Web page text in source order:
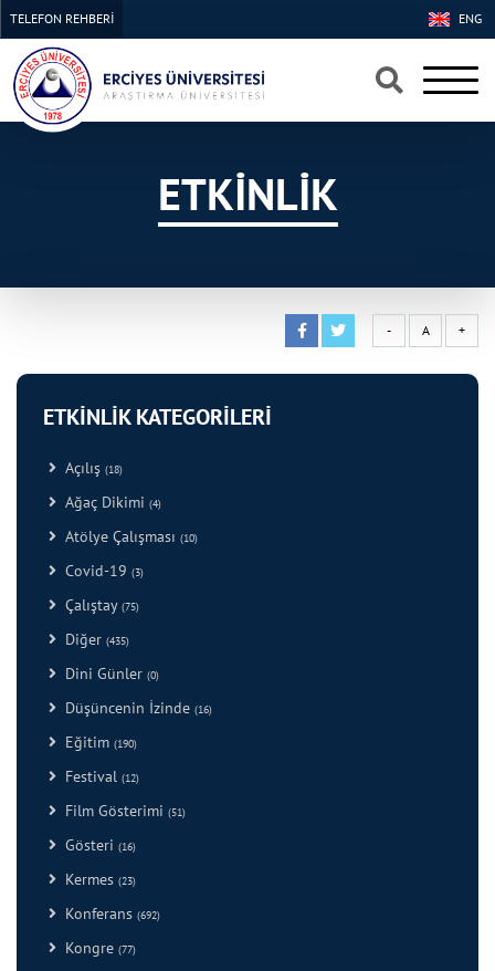
×
×
ENG
TELEFON REHBERİ
ETKİNLİK
- A +
ETKİNLİK KATEGORİLERİ
Açılış (18)
Ağaç Dikimi (4)
Atölye Çalışması (10)
Covid-19 (3)
Çalıştay (75)
Diğer (435)
Dini Günler (0)
Düşüncenin İzinde (16)
Eğitim (190)
Festival (12)
Film Gösterimi (51)
Gösteri (16)
Kermes (23)
Konferans (692)
Kongre (77)